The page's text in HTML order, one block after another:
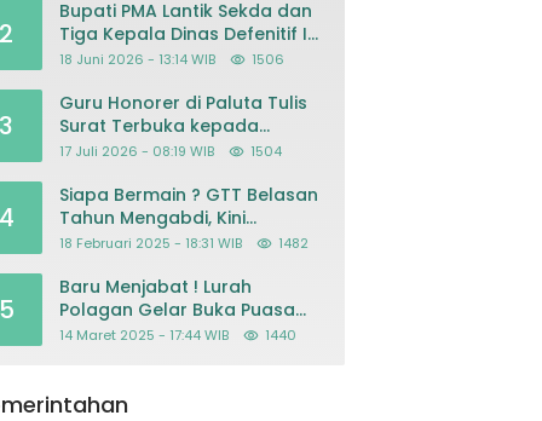
2
Bupati PMA Lantik Sekda dan
Tiga Kepala Dinas Defenitif Ini
orangnya
18 Juni 2026 - 13:14 WIB 1506
3
Guru Honorer di Paluta Tulis
Surat Terbuka kepada
Presiden Prabowo, Mohon
Kriminalisasi
17 Juli 2026 - 08:19 WIB 1504
Siapa Bermain ? GTT Belasan
Tahun Mengabdi, Kini
Dikeluarkan Sepihak Dari
18 Februari 2025 - 18:31 WIB 1482
Baru Menjabat ! Lurah
Polagan Gelar Buka Puasa
Bersama
14 Maret 2025 - 17:44 WIB 1440